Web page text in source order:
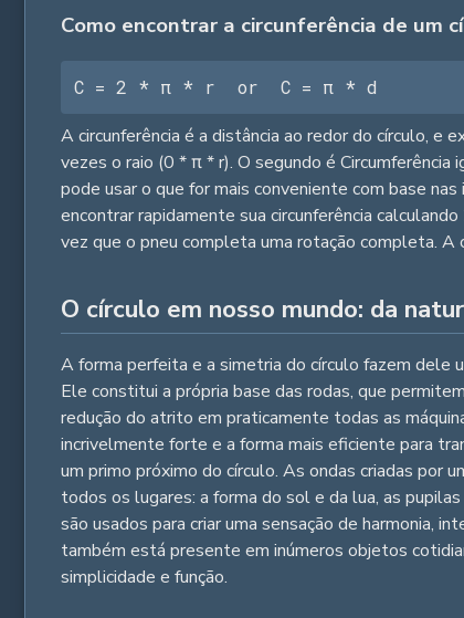
Como encontrar a circunferência de um
C = 2 * π * r  or  C = π * d
A circunferência é a distância ao redor do círculo, e
vezes o raio (0 * π * r). O segundo é
pode usar o que for mais conveniente com base
encontrar rapidamente sua circunferência
vez que o pneu completa uma rotação completa. A
O círculo em nosso mundo: da
A forma perfeita e a simetria do círculo fazem dele
Ele constitui a própria base das rodas, que
redução do atrito em praticamente todas as
incrivelmente forte e a forma mais eficiente para
um primo próximo do círculo. As ondas criadas por
todos os lugares: a forma do sol e da lua, as
são usados para criar uma sensação de harmonia,
também está presente em inúmeros objetos
simplicidade e função.